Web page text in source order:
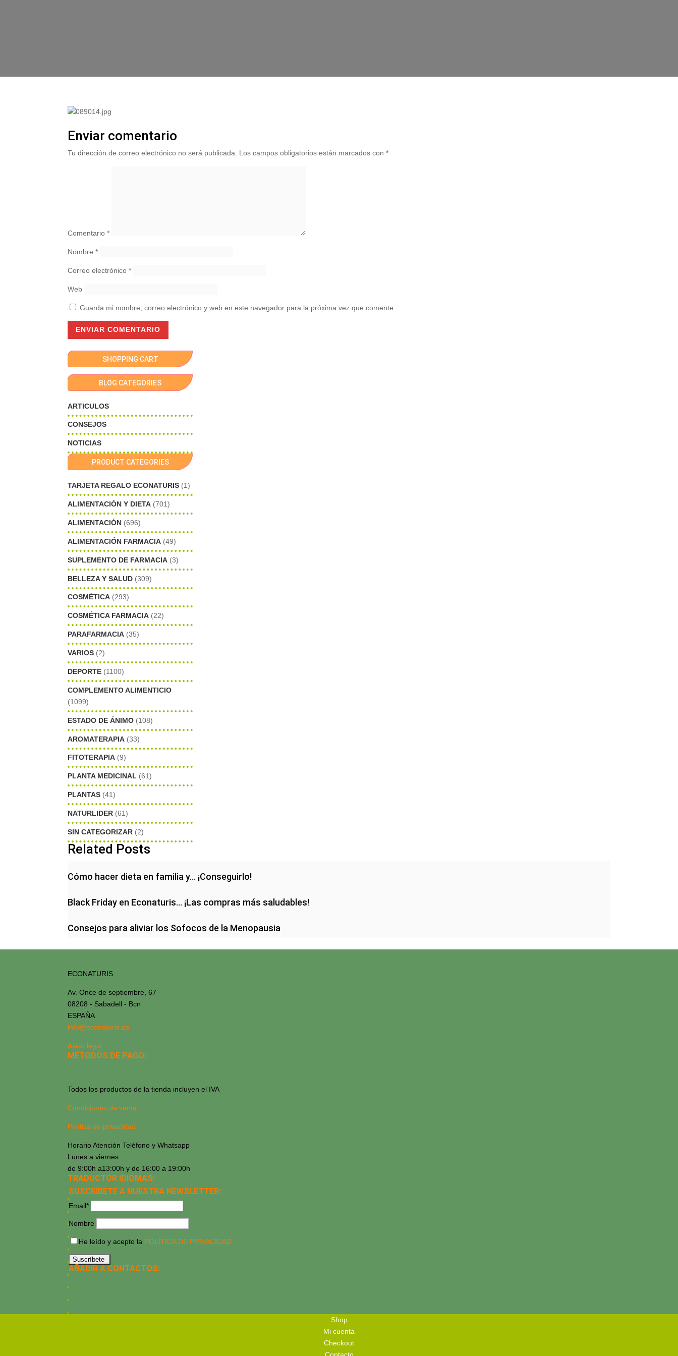
Enviar comentario
Tu dirección de correo electrónico no será publicada. Los campos obligatorios están marcados con*
Comentario*
Nombre*
Correo electrónico*
Web
Guarda mi nombre, correo electrónico y web en este navegador para la próxima vez que comente.
SHOPPING CART
BLOG CATEGORIES
ARTICULOS
CONSEJOS
NOTICIAS
PRODUCT CATEGORIES
TARJETA REGALO ECONATURIS (1)
ALIMENTACIÓN Y DIETA (701)
ALIMENTACIÓN (696)
ALIMENTACIÓN FARMACIA (49)
SUPLEMENTO DE FARMACIA (3)
BELLEZA Y SALUD (309)
COSMÉTICA (293)
COSMÉTICA FARMACIA (22)
PARAFARMACIA (35)
VARIOS (2)
DEPORTE (1100)
COMPLEMENTO ALIMENTICIO
(1099)
ESTADO DE ÁNIMO (108)
AROMATERAPIA (33)
FITOTERAPIA (9)
PLANTA MEDICINAL (61)
PLANTAS (41)
NATURLIDER (61)
SIN CATEGORIZAR (2)
Related Posts
Cómo hacer dieta en familia y… ¡Conseguirlo!
Black Friday en Econaturis… ¡Las compras más saludables!
Consejos para aliviar los Sofocos de la Menopausia
ECONATURIS
Av. Once de septiembre, 67
08208 - Sabadell - Bcn
ESPAÑA
info@econaturis.es
Aviso legal
MÉTODOS DE PAGO:
Todos los productos de la tienda incluyen el IVA
Condiciones de venta
Política de privacidad
Horario Atención Teléfono y Whatsapp
Lunes a viernes:
de 9:00h a13:00h y de 16:00 a 19:00h
TRADUCTOR IDIOMAS:
SUSCRÍBETE A NUESTRA NEWSLETTER:
Email*
Nombre
He leído y acepto la POLÍTICA DE PRIVACIDAD
AÑADIR A CONTACTOS:
Shop
Mi cuenta
Checkout
Contacto